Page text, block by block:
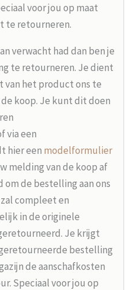
voor jou op maat
te retourneren.
verwacht had dan ben je
te retourneren. Je dient
van het product ons te
koop. Je kunt dit doen
via een
hier een modelformulier
melding van de koop af
om de bestelling aan ons
compleet en
in de originele
Je krijgt
bestelling
de aanschafkosten
Speciaal voor jou op